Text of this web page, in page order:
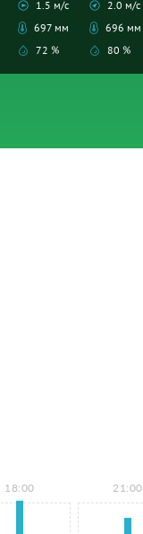
1.5 м/с
697 мм
72 %
2.0 м/с
696 мм
80 %
18:00 21:00